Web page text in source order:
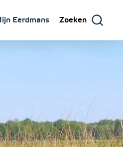
Eerdmans Zoeken